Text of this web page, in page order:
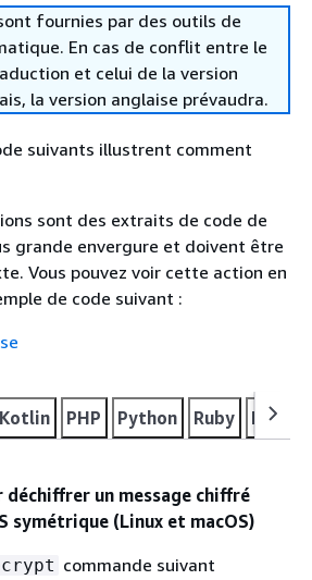
fournies par des outils de
En cas de conflit entre le
et celui de la version
la version anglaise prévaudra.
suivants illustrent comment
sont des extraits de code de
grande envergure et doivent être
Vous pouvez voir cette action en
de code suivant :
Kotlin PHP Python Ruby Rust
déchiffrer un message chiffré
symétrique (Linux et macOS)
commande suivant